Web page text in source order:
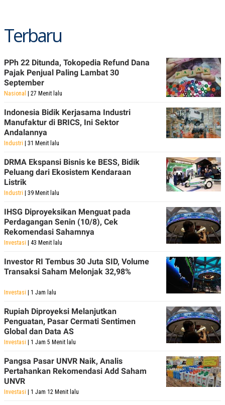
Terbaru
PPh 22 Ditunda, Tokopedia Refund Dana
Pajak Penjual Paling Lambat 30
September
Nasional | 27 Menit lalu
Indonesia Bidik Kerjasama Industri
Manufaktur di BRICS, Ini Sektor
Andalannya
Industri | 31 Menit lalu
DRMA Ekspansi Bisnis ke BESS, Bidik
Peluang dari Ekosistem Kendaraan
Listrik
Industri | 39 Menit lalu
IHSG Diproyeksikan Menguat pada
Perdagangan Senin (10/8), Cek
Rekomendasi Sahamnya
Investasi | 43 Menit lalu
Investor RI Tembus 30 Juta SID, Volume
Transaksi Saham Melonjak 32,98%
Investasi | 1 Jam lalu
Rupiah Diproyeksi Melanjutkan
Penguatan, Pasar Cermati Sentimen
Global dan Data AS
Investasi | 1 Jam 5 Menit lalu
Pangsa Pasar UNVR Naik, Analis
Pertahankan Rekomendasi Add Saham
UNVR
Investasi | 1 Jam 12 Menit lalu